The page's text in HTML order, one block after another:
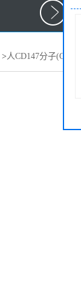
>人CD147分子